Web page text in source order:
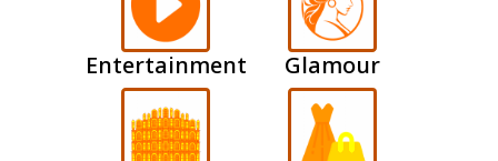
Entertainment Glamour